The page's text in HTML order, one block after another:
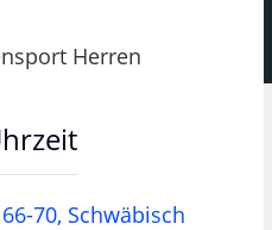
Herren
70, Schwäbisch